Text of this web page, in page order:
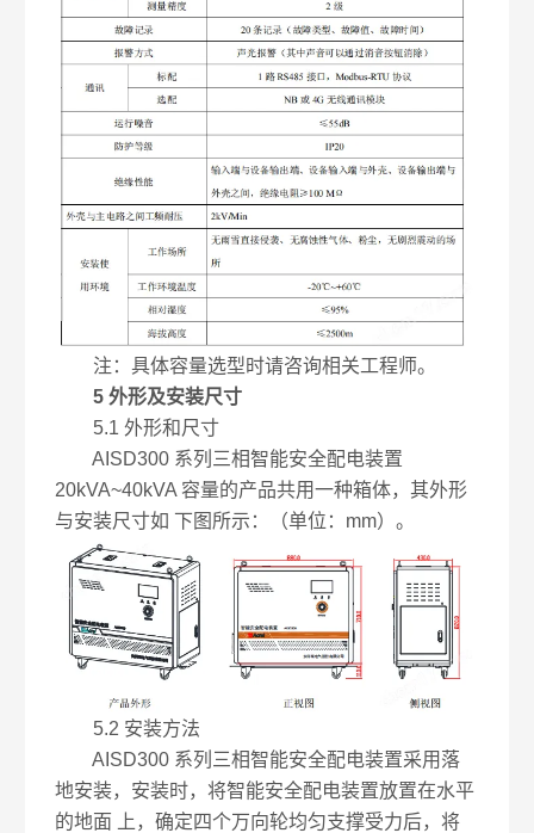
注：具体容量选型时请咨询相关工程师。
5 外形及安装尺寸
5.1 外形和尺寸
AISD300 系列三相智能安全配电装置
20kVA~40kVA 容量的产品共用一种箱体，其外形
与安装尺寸如 下图所示：（单位：mm）。
5.2 安装方法
AISD300 系列三相智能安全配电装置采用落
地安装，安装时，将智能安全配电装置放置在水平
的地面 上，确定四个万向轮均匀支撑受力后，将